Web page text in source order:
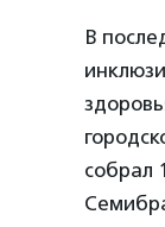
В
собрал